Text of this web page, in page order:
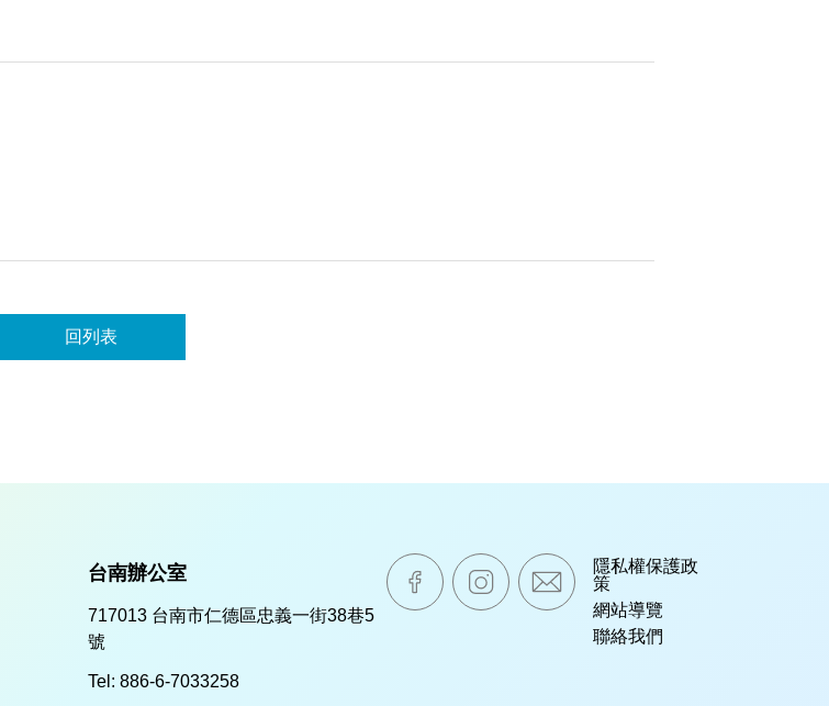
回列表
台南辦公室
717013 台南市仁德區忠義一街38巷5
號
Tel: 886-6-7033258
嘉威生活臉書粉絲專業
嘉威生活instagram
mail
隱私權保護政
策
網站導覽
聯絡我們